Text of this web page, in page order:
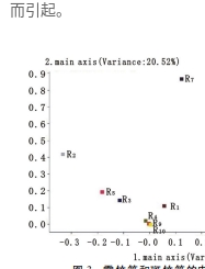
而引起。